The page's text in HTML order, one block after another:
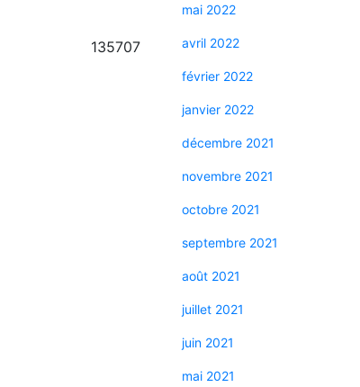
135707
mai 2022
avril 2022
février 2022
janvier 2022
décembre 2021
novembre 2021
octobre 2021
septembre 2021
août 2021
juillet 2021
juin 2021
mai 2021